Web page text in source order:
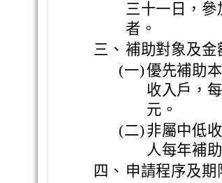
三十一日，
者。
三、 補助對象及金
(一)優先補助
收入戶，
元。
(二) 非屬中低
人每年補
四、 申請程序及期